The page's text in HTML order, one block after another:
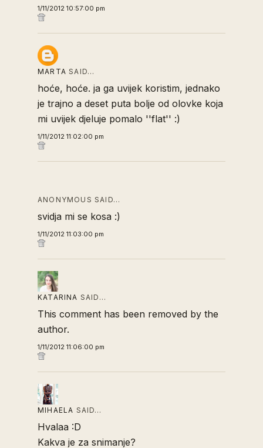
1/11/2012 10:57:00 pm
MARTA SAID…
hoće, hoće. ja ga uvijek koristim, jednako
je trajno a deset puta bolje od olovke koja
mi uvijek djeluje pomalo ''flat'' :)
1/11/2012 11:02:00 pm
ANONYMOUS SAID…
svidja mi se kosa :)
1/11/2012 11:03:00 pm
KATARINA SAID…
This comment has been removed by the
author.
1/11/2012 11:06:00 pm
MIHAELA SAID…
Hvalaa :D
Kakva je za snimanje?